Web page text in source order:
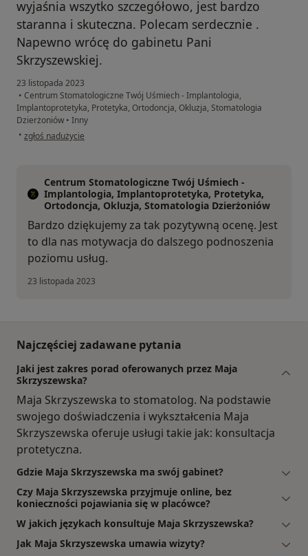
wyjaśnia wszytko szczegółowo, jest bardzo
staranna i skuteczna. Polecam serdecznie .
Napewno wrócę do gabinetu Pani
Skrzyszewskiej.
23 listopada 2023
• Centrum Stomatologiczne Twój Uśmiech - Implantologia,
Implantoprotetyka, Protetyka, Ortodoncja, Okluzja, Stomatologia
Dzierżoniów • Inny
• w opinii użytkownika Natalia
zgłoś nadużycie
Centrum Stomatologiczne Twój Uśmiech -
Implantologia, Implantoprotetyka, Protetyka,
Ortodoncja, Okluzja, Stomatologia Dzierżoniów
Bardzo dziękujemy za tak pozytywną ocenę. Jest
to dla nas motywacja do dalszego podnoszenia
poziomu usług.
23 listopada 2023
Najczęściej zadawane pytania
Jaki jest zakres porad oferowanych przez Maja
Skrzyszewska?
Maja Skrzyszewska to stomatolog. Na podstawie
swojego doświadczenia i wykształcenia Maja
Skrzyszewska oferuje usługi takie jak: konsultacja
protetyczna.
Gdzie Maja Skrzyszewska ma swój gabinet?
Czy Maja Skrzyszewska przyjmuje online, bez
konieczności pojawiania się w placówce?
W jakich językach konsultuje Maja Skrzyszewska?
Jak Maja Skrzyszewska umawia wizyty?